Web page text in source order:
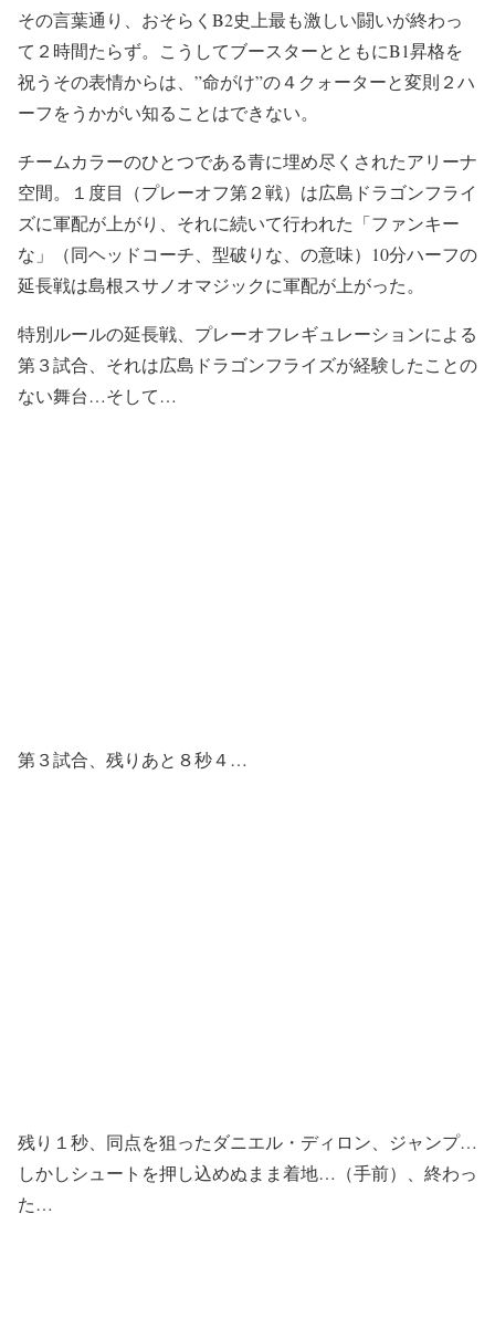
その言葉通り、おそらくB2史上最も激しい闘いが終わっ
て２時間たらず。こうしてブースターとともにB1昇格を
祝うその表情からは、”命がけ”の４クォーターと変則２ハ
ーフをうかがい知ることはできない。
チームカラーのひとつである青に埋め尽くされたアリーナ
空間。１度目（プレーオフ第２戦）は広島ドラゴンフライ
ズに軍配が上がり、それに続いて行われた「ファンキー
な」（同ヘッドコーチ、型破りな、の意味）10分ハーフの
延長戦は島根スサノオマジックに軍配が上がった。
特別ルールの延長戦、プレーオフレギュレーションによる
第３試合、それは広島ドラゴンフライズが経験したことの
ない舞台…そして…
第３試合、残りあと８秒４…
残り１秒、同点を狙ったダニエル・ディロン、ジャンプ…
しかしシュートを押し込めぬまま着地…（手前）、終わっ
た…